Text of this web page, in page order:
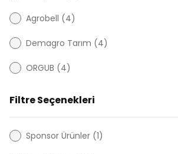
Agrobell (4)
Demagro Tarım (4)
ORGUB (4)
Tessenderlo Kerley (4)
Bafco (3)
CMC ORGANİK TARIM Ltd.Şti. (3)
Filtre Seçenekleri
Sponsor Ürünler (1)